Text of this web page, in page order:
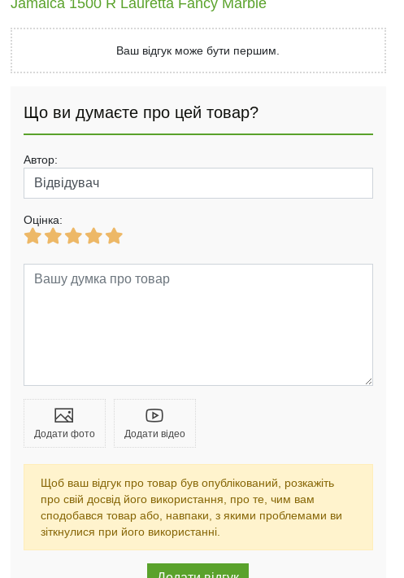
Jamaica 1500 R Lauretta Fancy Marble
Ваш відгук може бути першим.
Що ви думаєте про цей товар?
Автор:
Оцінка:
Додати фото Додати відео
Щоб ваш відгук про товар був опублікований, розкажіть
про свій досвід його використання, про те, чим вам
сподобався товар або, навпаки, з якими проблемами ви
зіткнулися при його використанні.